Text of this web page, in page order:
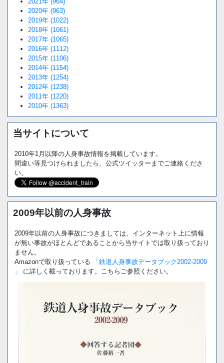
2020年 (963)
2019年 (1022)
2018年 (1061)
2017年 (1065)
2016年 (1112)
2015年 (1106)
2014年 (1154)
2013年 (1254)
2012年 (1238)
2011年 (1220)
2010年 (1363)
当サイトについて
2010年1月以降の人身事故情報を掲載しています。
間違い等見つけられましたら、公式ツイッターまでご連絡くださ
い。
2009年以前の人身事故
2009年以前の人身事故につきましては、インターネット上に情報
が無い事故がほとんどであることから当サイトでは取り扱っており
ません。
Amazonで取り扱っている
「鉄道人身事故データブック2002-2009
」
に詳しく載っております。こちらご参照ください。